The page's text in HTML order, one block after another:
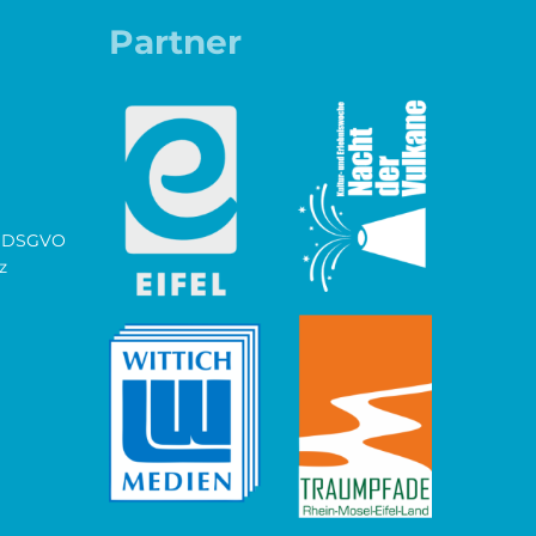
Partner